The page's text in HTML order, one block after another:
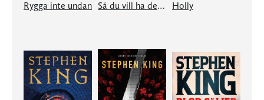
Rygga inte undan Så du vill ha det mörkare Holly